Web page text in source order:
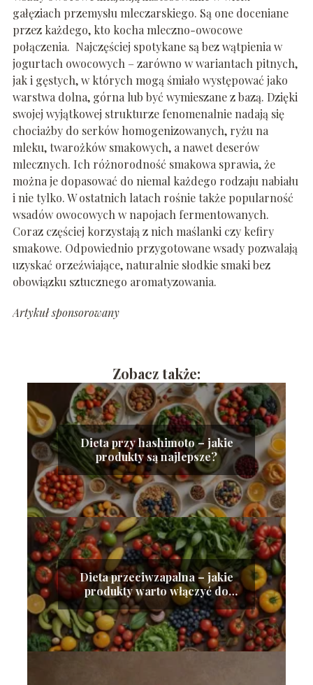
gałęziach przemysłu mleczarskiego. Są one doceniane
przez każdego, kto kocha mleczno-owocowe
połączenia. Najczęściej spotykane są bez wątpienia w
jogurtach owocowych – zarówno w wariantach pitnych,
jak i gęstych, w których mogą śmiało występować jako
warstwa dolna, górna lub być wymieszane z bazą. Dzięki
swojej wyjątkowej strukturze fenomenalnie nadają się
chociażby do serków homogenizowanych, ryżu na
mleku, twarożków smakowych, a nawet deserów
mlecznych. Ich różnorodność smakowa sprawia, że
można je dopasować do niemal każdego rodzaju nabiału
i nie tylko. W ostatnich latach rośnie także popularność
wsadów owocowych w napojach fermentowanych.
Coraz częściej korzystają z nich maślanki czy kefiry
smakowe. Odpowiednio przygotowane wsady pozwalają
uzyskać orzeźwiające, naturalnie słodkie smaki bez
obowiązku sztucznego aromatyzowania.
Artykuł sponsorowany
Zobacz także:
Dieta przy hashimoto – jakie
produkty są najlepsze?
Dieta przeciwzapalna – jakie
produkty warto włączyć do
jadłospisu?